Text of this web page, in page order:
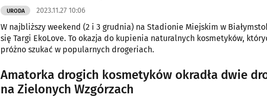
URODA 2023.11.27 10:06
W najbliższy weekend (2 i 3 grudnia) na Stadionie Miejskim w
się Targi EkoLove. To okazja do kupienia naturalnych kosmetyków,
próżno szukać w popularnych drogeriach.
Amatorka drogich kosmetyków okradła dwie
na Zielonych Wzgórzach